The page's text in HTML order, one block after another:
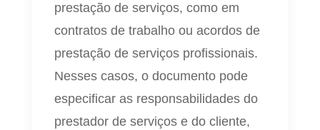
prestação de serviços, como em
contratos de trabalho ou acordos de
prestação de serviços profissionais.
Nesses casos, o documento pode
especificar as responsabilidades do
prestador de serviços e do cliente,